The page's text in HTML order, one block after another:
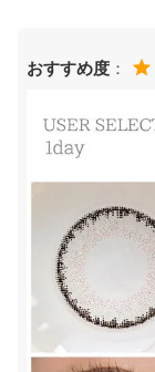
おすすめ度 ：